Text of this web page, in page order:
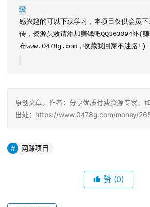
级
感兴趣的可以下载学习，本项目仅供会员
传，资源失效请添加赚钱吧QQ363094补(
布www.0478g.com，收藏我回家不迷路!)
原创文章，作者：分享优质付费资源专家，
出处：https://www.0478g.com/money/
网赚项目
赞 (0)